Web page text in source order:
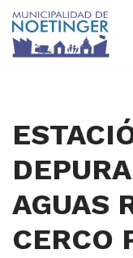
Saltar
AGUAS
CERCO